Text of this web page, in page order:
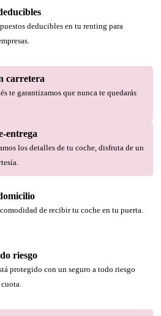
deducibles en tu renting para
carretera
te garantizamos que nunca te quedarás
entrega
los detalles de tu coche, disfruta de un
de recibir tu coche en tu puerta.
riesgo
protegido con un seguro a todo riesgo